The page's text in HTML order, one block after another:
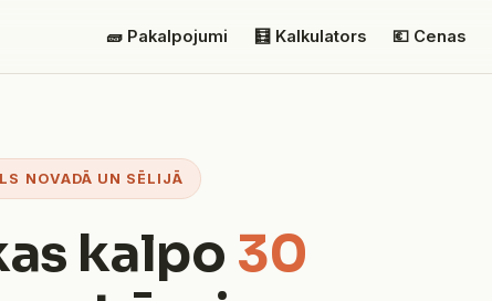
🧱 Pakalpojumi 🧮 Kalkulators 💶 Cenas
NOVADĀ UN SĒLIJĀ
kalpo 30